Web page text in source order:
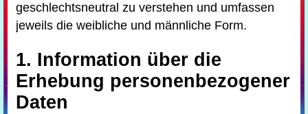
geschlechtsneutral zu verstehen und umfassen
jeweils die weibliche und männliche Form.
1. Information über die
Erhebung personenbezogener
Daten